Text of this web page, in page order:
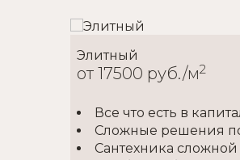
Элитный
от 17500 руб./м2
Все что есть в
Сложные решения
Сантехника